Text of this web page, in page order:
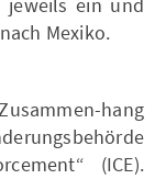
Mexiko.
hang
(ICE).